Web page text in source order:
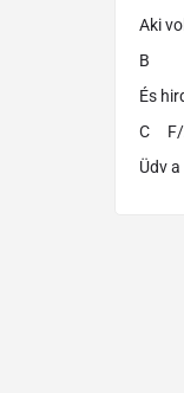
Aki
B
És
C
Üdv